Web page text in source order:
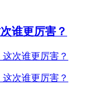
谁更厉害？